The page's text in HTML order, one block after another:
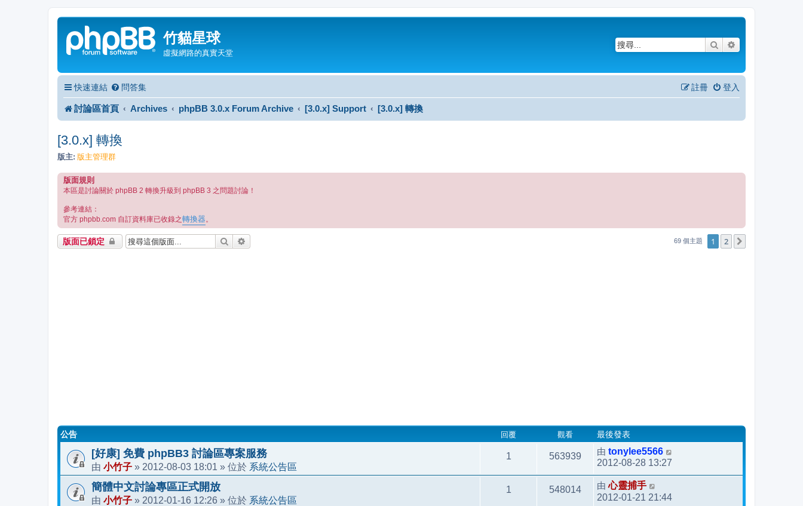
竹貓星球
虛擬網路的真實天堂
搜尋
快速連結 問答集 登入
註冊
討論區首頁 Archives phpBB 3.0.x Forum Archive [3.0.x] Support [3.0.x] 轉換
[3.0.x] 轉換
版主: 版主管理群
版面規則
本區是討論關於 phpBB 2 轉換升級到 phpBB 3 之問題討論！
參考連結：
官方 phpbb.com 自訂資料庫已收錄之轉換器。
版面已鎖定 搜尋 69 個主題 1 2
公告 回覆 觀看 最後發表
[好康] 免費 phpBB3 討論區專案服務
由 小竹子 » 2012-08-03 18:01 » 位於 系統公告區
1 563939 由 tonylee5566
2012-08-28 13:27
簡體中文討論專區正式開放
由 小竹子 » 2012-01-16 12:26 » 位於 系統公告區
1 548014 由心靈捕手
2012-01-21 21:44